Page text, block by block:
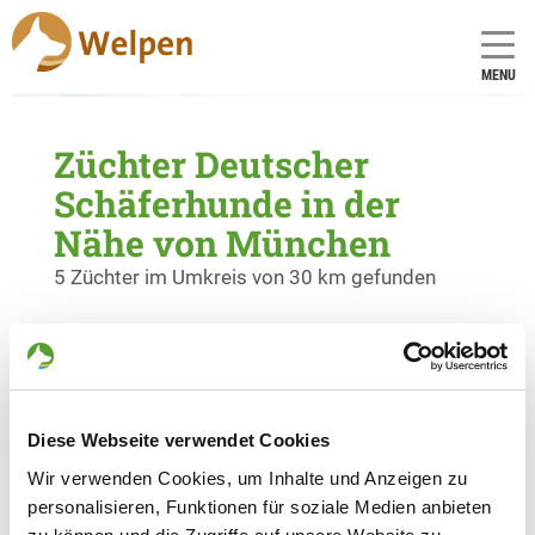
Diese Webseite verwendet Cookies
Wir verwenden Cookies, um Inhalte und Anzeigen zu
personalisieren, Funktionen für soziale Medien anbieten
MENU
Züchter Deutscher
Schäferhunde in der
Nähe von München
5 Züchter im Umkreis von 30 km gefunden
Zuchtstätte: vom Luegsteinsee
Details